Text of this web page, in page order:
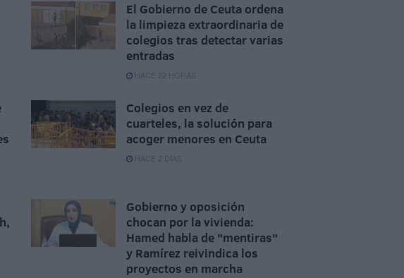
El Gobierno de Ceuta ordena
la limpieza extraordinaria de
colegios tras detectar varias
entradas
HACE 22 HORAS
Colegios en vez de
cuarteles, la solución para
acoger menores en Ceuta
HACE 2 DÍAS
Gobierno y oposición
chocan por la vivienda:
Hamed habla de "mentiras"
y Ramírez reivindica los
proyectos en marcha